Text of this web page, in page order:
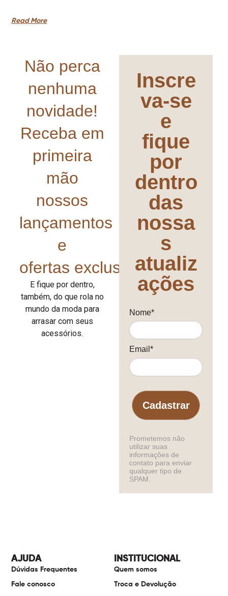
Read More
Não perca
nenhuma
novidade!
Receba em
primeira
mão
nossos
lançamentos
e
ofertas exclusivas!
E fique por dentro,
também, do que rola no
mundo da moda para
arrasar com seus
acessórios.
Inscre
va-se
e
fique
por
dentro
das
nossa
s
atualiz
ações
Nome*
Email*
Cadastrar
Prometemos não
utilizar suas
informações de
contato para enviar
qualquer tipo de
SPAM.
INSTITUCIONAL
Quem somos
Troca e Devolução
AJUDA
Dúvidas Frequentes
Fale conosco